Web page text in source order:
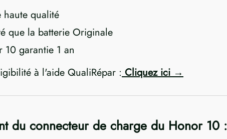
haute qualité
que la batterie Originale
10 garantie 1 an
à l'aide QualiRépar :Cliquez ici
du connecteur de charge du Honor 10 :